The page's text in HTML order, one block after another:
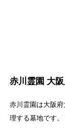
赤川霊園 大
赤川霊園は大阪
理する墓地です。